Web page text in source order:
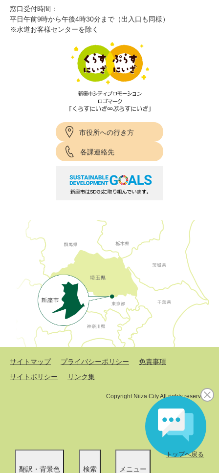
翻訳・背景色 検索 メニュー
トップへ戻る
窓口受付時間：
平日午前9時から午後4時30分まで（出入口も同様）
※水道お客様センターを除く
市役所への行き方
各課連絡先
サイトマップ プライバシーポリシー
免責事項
サイトポリシー
リンク集
Copyright Niiza City All rights reserved.